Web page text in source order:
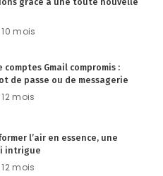
mois
comptes Gmail compromis :
de passe ou de messagerie
mois
l’air en essence, une
intrigue
mois